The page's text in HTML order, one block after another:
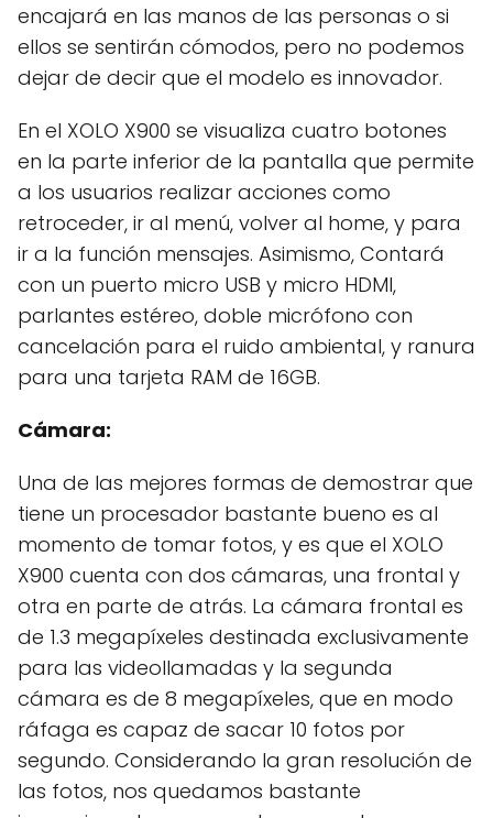
encajará en las manos de las personas o si
ellos se sentirán cómodos, pero no podemos
dejar de decir que el modelo es innovador.
En el XOLO X900 se visualiza cuatro botones
en la parte inferior de la pantalla que permite
a los usuarios realizar acciones como
retroceder, ir al menú, volver al home, y para
ir a la función mensajes. Asimismo, Contará
con un puerto micro USB y micro HDMI,
parlantes estéreo, doble micrófono con
cancelación para el ruido ambiental, y ranura
para una tarjeta RAM de 16GB.
Cámara:
Una de las mejores formas de demostrar que
tiene un procesador bastante bueno es al
momento de tomar fotos, y es que el XOLO
X900 cuenta con dos cámaras, una frontal y
otra en parte de atrás. La cámara frontal es
de 1.3 megapíxeles destinada exclusivamente
para las videollamadas y la segunda
cámara es de 8 megapíxeles, que en modo
ráfaga es capaz de sacar 10 fotos por
segundo. Considerando la gran resolución de
las fotos, nos quedamos bastante